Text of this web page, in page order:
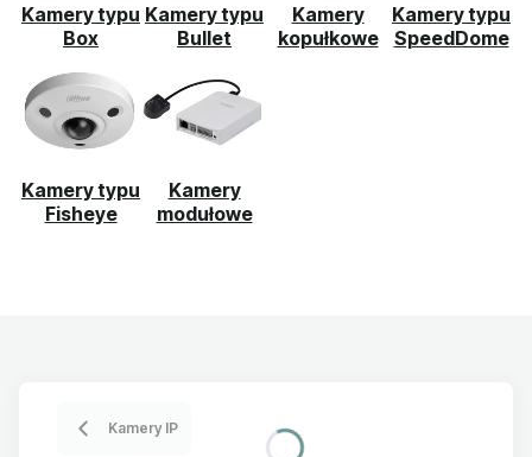
Kamery typu
Box
Kamery typu
Bullet
Kamery
kopułkowe
Kamery typu
SpeedDome
Kamery typu
Fisheye
Kamery
modułowe
Kamery IP